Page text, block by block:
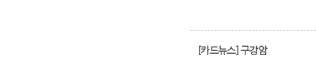
[카드뉴스] 구강암